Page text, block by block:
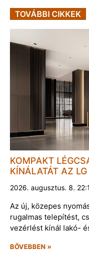
TOVÁBBI CIKKEK
KOMPAKT
KÍNÁLATÁT AZ LG
2026. augusztus. 8.
Az új, közepes
rugalmas telepítést,
vezérlést kínál lakó-
BŐVEBBEN »